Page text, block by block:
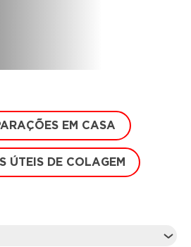
EM CASA
ÚTEIS DE COLAGEM